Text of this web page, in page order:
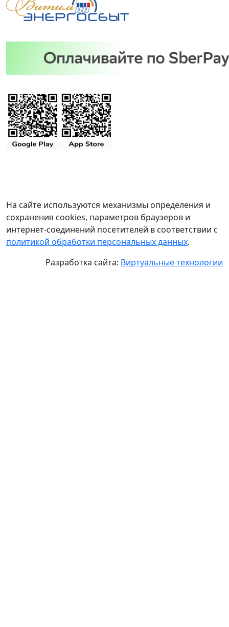
На сайте используются механизмы определения и
сохранения cookies, параметров браузеров и
интернет-соединений посетителей в соответствии с
политикой обработки персональных данных.
Разработка сайта: Виртуальные технологии